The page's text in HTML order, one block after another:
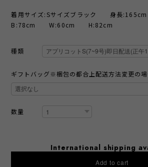
着用サイズ:Sサイズブラック 身長:165cm
B:78cm W:60cm H:82cm
種類
ギフトバッグ※梱包の都合上配送方法変更の場
数量
International shipping
Add to cart